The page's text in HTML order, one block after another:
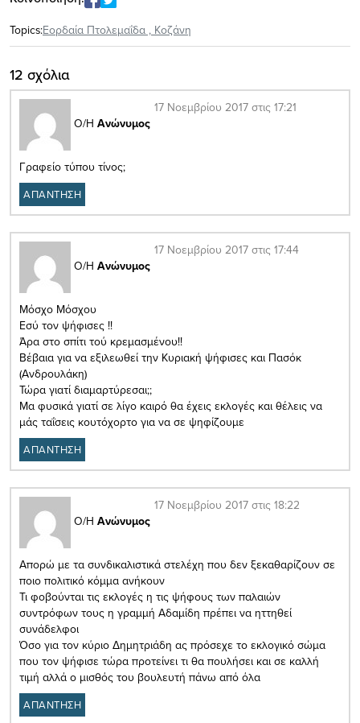
Topics:Εορδαία Πτολεμαΐδα , Κοζάνη
12 σχόλια
Ο/Η Ανώνυμος
17 Νοεμβρίου 2017 στις 17:21
Γραφείο τύπου τίνος;
ΑΠΑΝΤΗΣΗ
Ο/Η Ανώνυμος
17 Νοεμβρίου 2017 στις 17:44
Μόσχο Μόσχου
Εσύ τον ψήφισες !!
Άρα στο σπίτι τού κρεμασμένου!!
Βέβαια για να εξιλεωθεί την Κυριακή ψήφισες και Πασόκ
(Ανδρουλάκη)
Τώρα γιατί διαμαρτύρεσαι;;
Μα φυσικά γιατί σε λίγο καιρό θα έχεις εκλογές και θέλεις να
μάς ταΐσεις κουτόχορτο για να σε ψηφίζουμε
ΑΠΑΝΤΗΣΗ
Ο/Η Ανώνυμος
17 Νοεμβρίου 2017 στις 18:22
Απορώ με τα συνδικαλιστικά στελέχη που δεν ξεκαθαρίζουν σε
ποιο πολιτικό κόμμα ανήκουν
Τι φοβούνται τις εκλογές η τις ψήφους των παλαιών
συντρόφων τους η γραμμή Αδαμίδη πρέπει να ηττηθεί
συνάδελφοι
Όσο για τον κύριο Δημητριάδη ας πρόσεχε το εκλογικό σώμα
που τον ψήφισε τώρα προτείνει τι θα πουλήσει και σε καλλή
τιμή αλλά ο μισθός του βουλευτή πάνω από όλα
ΑΠΑΝΤΗΣΗ